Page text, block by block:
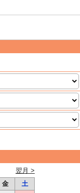
翌月 >
金
土